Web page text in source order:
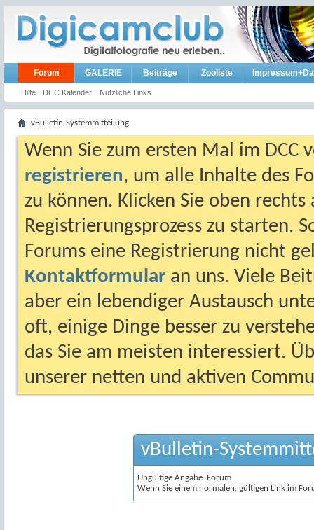
Forum
Hilfe DCC Kalender Nützliche Links
GALERIE Beiträge Zooliste
vBulletin-Systemmitteilung
Wenn Sie zum ersten Mal im DCC
registrieren, um alle Inhalte des
zu können. Klicken Sie oben
Registrierungsprozess zu starten.
Forums eine Registrierung nicht
Kontaktformular an uns. Viele
aber ein lebendiger Austausch
oft, einige Dinge besser zu
das Sie am meisten interessiert.
unserer netten und aktiven
vBulletin-
Ungültige Angabe: Forum
Wenn Sie einem normalen, gültigen Link im